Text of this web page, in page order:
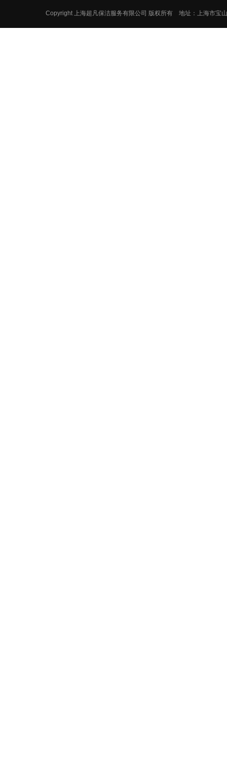
Copyright 上海超凡保洁服务有限公司 版权所有 地址：上海市宝